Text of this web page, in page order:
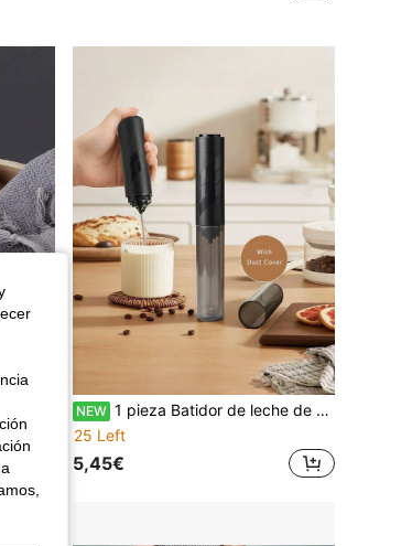
NEW 1 pieza Batidor de leche de mano con batería, batidor de acero inoxidable apto para leche, café con leche, café, chocolate caliente y capuchino
25 Left
5,45€